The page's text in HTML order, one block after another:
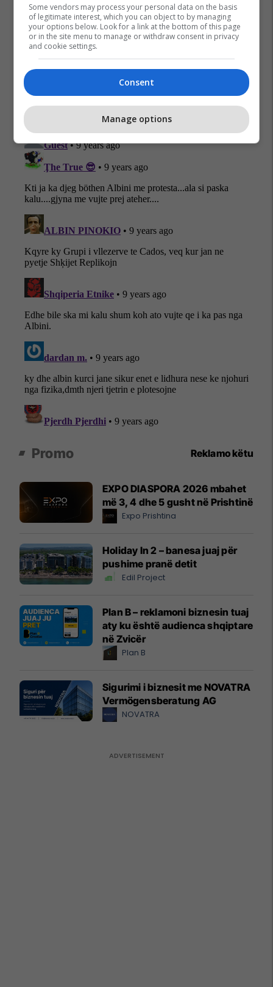
Albin Kurti Aleksander Jabllanoviq
Promo Reklamo këtu
EXPO DIASPORA 2026 mbahet
më 3, 4 dhe 5 gusht në Prishtinë
Expo Prishtina
Holiday In 2 – banesa juaj për
pushime pranë detit
Edil Project
Plan B – reklamoni biznesin tuaj
aty ku është audienca shqiptare
në Zvicër
Plan B
Sigurimi i biznesit me NOVATRA
Vermögensberatung AG
NOVATRA
Some vendors may process your personal data on the basis
of legitimate interest, which you can object to by managing
your options below. Look for a link at the bottom of this page
or in the site menu to manage or withdraw consent in privacy
and cookie settings.
Consent
Manage options